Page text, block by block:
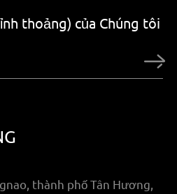
thoảng) của Chúng tôi
thành phố Tân Hương,